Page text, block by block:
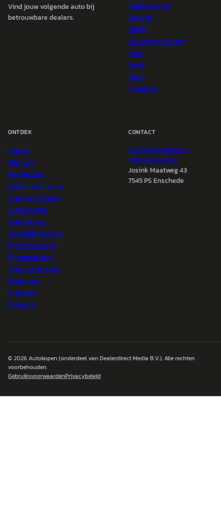
Vind jouw volgende auto bij
betrouwbare dealers.
Volkswagen
Toyota
BMW
Mercedes-Benz
Audi
Ford
Opel
Peugeot
ONTDEK
Auto's
Nieuws
Marktdata
Auto's per regio
Autoprijsindex
Autotrends
Autowijzer
Zakelijk leasen
Private Lease
Financiering
Auto verkopen
Over ons
Contact
Privacy
CONTACT
info@autokopen.nl
+31 53 208 4490
Josink Maatweg 43
7545 PS Enschede
© 2026Autokopen(onderdeel van Dealerdirect Media B.V.). Alle rechten
voorbehouden.
GebruiksvoorwaardenPrivacybeleid